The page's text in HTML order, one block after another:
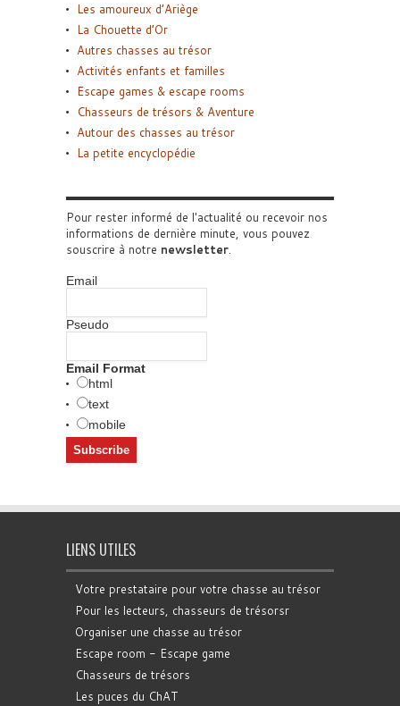
Les amoureux d’Ariège
La Chouette d’Or
Autres chasses au trésor
Activités enfants et familles
Escape games & escape rooms
Chasseurs de trésors & Aventure
Autour des chasses au trésor
La petite encyclopédie
Pour rester informé de l'actualité ou recevoir nos
informations de dernière minute, vous pouvez
souscrire à notre newsletter.
Email
Pseudo
Email Format
html
text
mobile
LIENS UTILES
Votre prestataire pour votre chasse au trésor
Pour les lecteurs, chasseurs de trésorsr
Organiser une chasse au trésor
Escape room - Escape game
Chasseurs de trésors
Les puces du ChAT